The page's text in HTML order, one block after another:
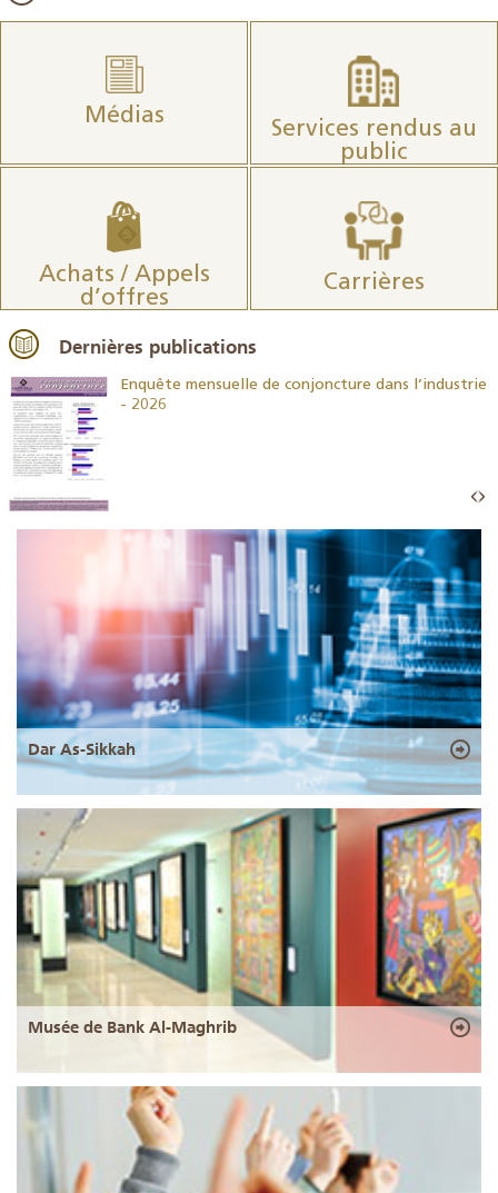
Médias
Services rendus au
public
Achats / Appels
d’offres
Carrières
Dernières publications
Enquête mensuelle de conjoncture dans l’industrie
- 2026
Dar As-Sikkah
Musée de Bank Al-Maghrib